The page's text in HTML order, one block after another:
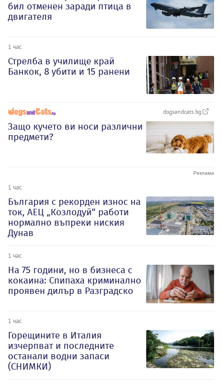
бил отменен заради птица в
двигателя
1 час
Стрелба в училище край
Банкок, 8 убити и 15 ранени
dogsandcats.bg
Защо кучето ви носи различни
предмети?
1 час
България с рекорден износ на
ток, АЕЦ „Козлодуй“ работи
нормално въпреки ниския
Дунав
1 час
На 75 години, но в бизнеса с
кокаина: Спипаха криминално
проявен дилър в Разградско
1 час
Горещините в Италия
изчерпват и последните
останали водни запаси
(СНИМКИ)